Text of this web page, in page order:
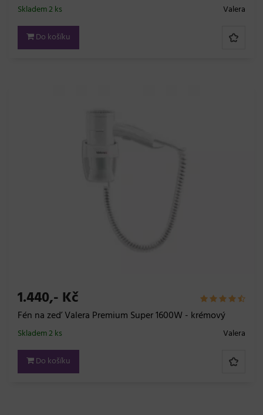
Valera
Skladem 2 ks
Do košíku
1.440,- Kč
Fén na zeď Valera Premium Super 1600W - krémový
Valera
Skladem 2 ks
Do košíku